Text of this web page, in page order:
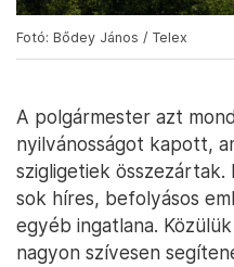
Fotó: Bődey János / Telex
A polgármester azt
nyilvánosságot kapott,
szigligetiek
sok híres, befolyásos
egyéb ingatlana.
nagyon szívesen